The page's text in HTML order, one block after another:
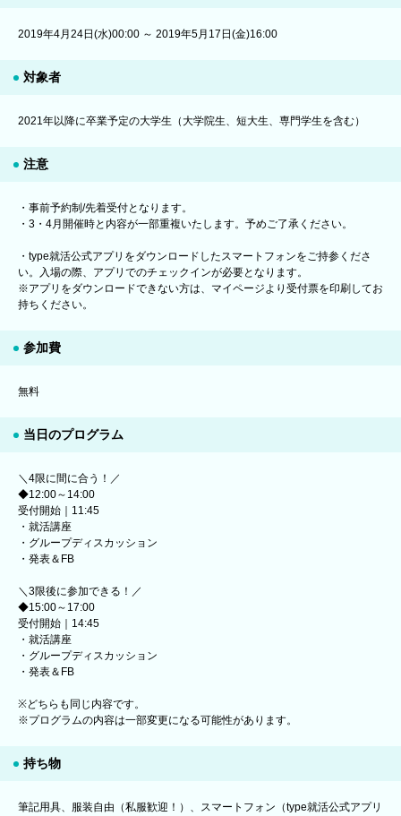
2019年4月24日(水)00:00 ～ 2019年5月17日(金)16:00
対象者
2021年以降に卒業予定の大学生（大学院生、短大生、専門学生を含む）
注意
・事前予約制/先着受付となります。
・3・4月開催時と内容が一部重複いたします。予めご了承ください。
・type就活公式アプリをダウンロードしたスマートフォンをご持参くださ
い。入場の際、アプリでのチェックインが必要となります。
※アプリをダウンロードできない方は、マイページより受付票を印刷してお
持ちください。
参加費
無料
当日のプログラム
＼4限に間に合う！／
◆12:00～14:00
受付開始｜11:45
・就活講座
・グループディスカッション
・発表＆FB
＼3限後に参加できる！／
◆15:00～17:00
受付開始｜14:45
・就活講座
・グループディスカッション
・発表＆FB
※どちらも同じ内容です。
※プログラムの内容は一部変更になる可能性があります。
持ち物
筆記用具、服装自由（私服歓迎！）、スマートフォン（type就活公式アプリ